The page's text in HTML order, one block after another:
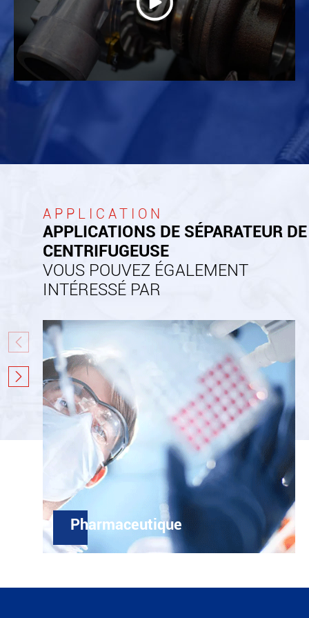
APPLICATION
APPLICATIONS DE SÉPARATEUR DE
CENTRIFUGEUSE
VOUS POUVEZ ÉGALEMENT
INTÉRESSÉ PAR
Pharmaceutique

